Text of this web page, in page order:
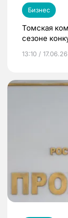
Бизнес
Томская
сезоне
13:10 / 17.06.26